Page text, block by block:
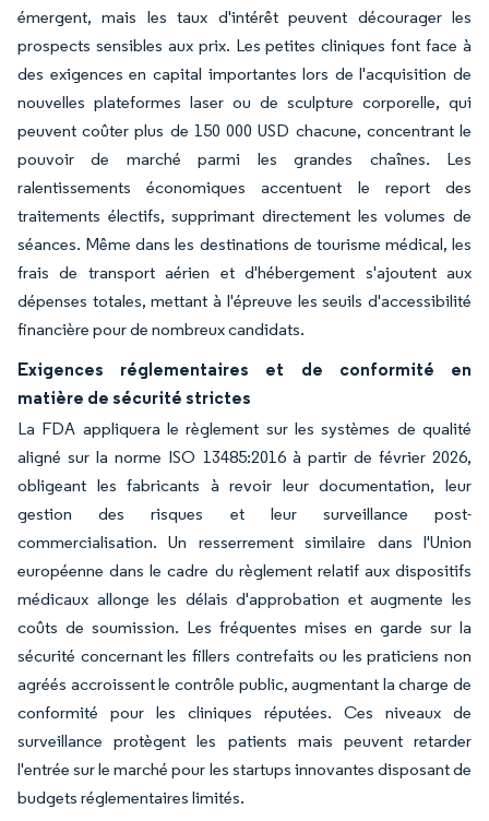
émergent, mais les taux d'intérêt peuvent décourager les
prospects sensibles aux prix. Les petites cliniques font face à
des exigences en capital importantes lors de l'acquisition de
nouvelles plateformes laser ou de sculpture corporelle, qui
peuvent coûter plus de 150 000 USD chacune, concentrant le
pouvoir de marché parmi les grandes chaînes. Les
ralentissements économiques accentuent le report des
traitements électifs, supprimant directement les volumes de
séances. Même dans les destinations de tourisme médical, les
frais de transport aérien et d'hébergement s'ajoutent aux
dépenses totales, mettant à l'épreuve les seuils d'accessibilité
financière pour de nombreux candidats.
Exigences réglementaires et de conformité en
matière de sécurité strictes
La FDA appliquera le règlement sur les systèmes de qualité
aligné sur la norme ISO 13485:2016 à partir de février 2026,
obligeant les fabricants à revoir leur documentation, leur
gestion des risques et leur surveillance post-
commercialisation. Un resserrement similaire dans l'Union
européenne dans le cadre du règlement relatif aux dispositifs
médicaux allonge les délais d'approbation et augmente les
coûts de soumission. Les fréquentes mises en garde sur la
sécurité concernant les fillers contrefaits ou les praticiens non
agréés accroissent le contrôle public, augmentant la charge de
conformité pour les cliniques réputées. Ces niveaux de
surveillance protègent les patients mais peuvent retarder
l'entrée sur le marché pour les startups innovantes disposant de
budgets réglementaires limités.